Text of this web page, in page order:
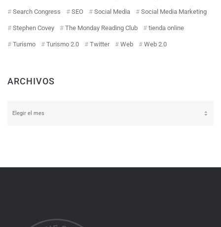
Search Congress SEO Social Media Social Media Marketing
Stephen Covey The Monday Reading Club tienda online
Turismo Turismo 2.0 Twitter Web Web 2.0
ARCHIVOS